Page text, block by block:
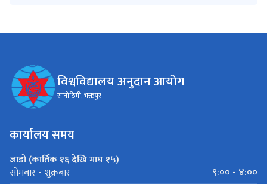
विश्वविद्यालय अनुदान आयोग
सानोठिमी, भक्तपुर
कार्यालय समय
जाडो (कार्तिक १६ देखि माघ १५)
सोमबार - शुक्रबार
९:०० - ४:००